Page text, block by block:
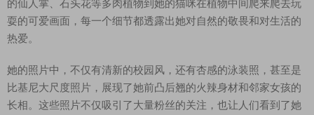
的仙人掌、石头花等多肉植物到她的猫咪在植物中间爬来爬去玩
耍的可爱画面，每一个细节都透露出她对自然的敬畏和对生活的
热爱。
她的照片中，不仅有清新的校园风，还有杏感的泳装照，甚至是
比基尼大尺度照片，展现了她前凸后翘的火辣身材和邻家女孩的
长相。这些照片不仅吸引了大量粉丝的关注，也让人们看到了她